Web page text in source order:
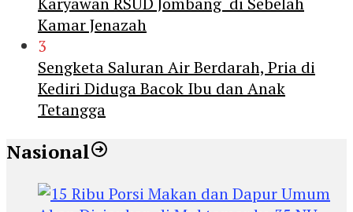
Kamar Jenazah
3
Sengketa Saluran Air Berdarah, Pria di
Kediri Diduga Bacok Ibu dan Anak
Tetangga
Nasional